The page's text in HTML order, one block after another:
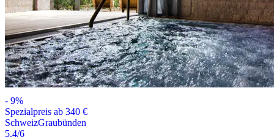
- 9%
Spezialpreis ab 340 €
SchweizGraubünden
5.4/6